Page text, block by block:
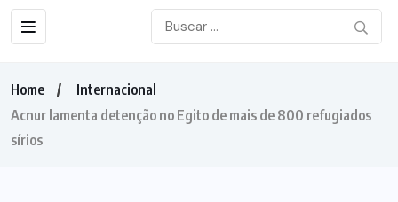
Home
Internacional
Acnur lamenta detenção no Egito de mais de 800 refugiados
sírios